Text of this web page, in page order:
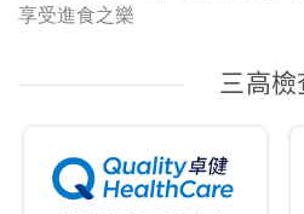
享受進食之樂